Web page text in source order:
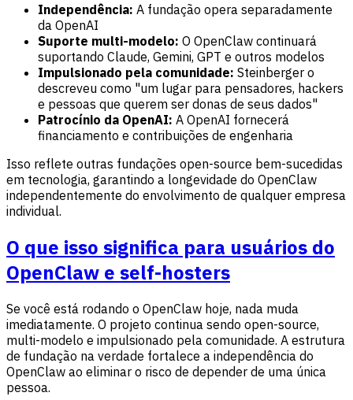
Independência: A fundação opera separadamente
da OpenAI
Suporte multi-modelo: O OpenClaw continuará
suportando Claude, Gemini, GPT e outros modelos
Impulsionado pela comunidade: Steinberger o
descreveu como "um lugar para pensadores, hackers
e pessoas que querem ser donas de seus dados"
Patrocínio da OpenAI: A OpenAI fornecerá
financiamento e contribuições de engenharia
Isso reflete outras fundações open-source bem-sucedidas
em tecnologia, garantindo a longevidade do OpenClaw
independentemente do envolvimento de qualquer empresa
individual.
O que isso significa para usuários do
OpenClaw e self-hosters
Se você está rodando o OpenClaw hoje, nada muda
imediatamente. O projeto continua sendo open-source,
multi-modelo e impulsionado pela comunidade. A estrutura
de fundação na verdade fortalece a independência do
OpenClaw ao eliminar o risco de depender de uma única
pessoa.